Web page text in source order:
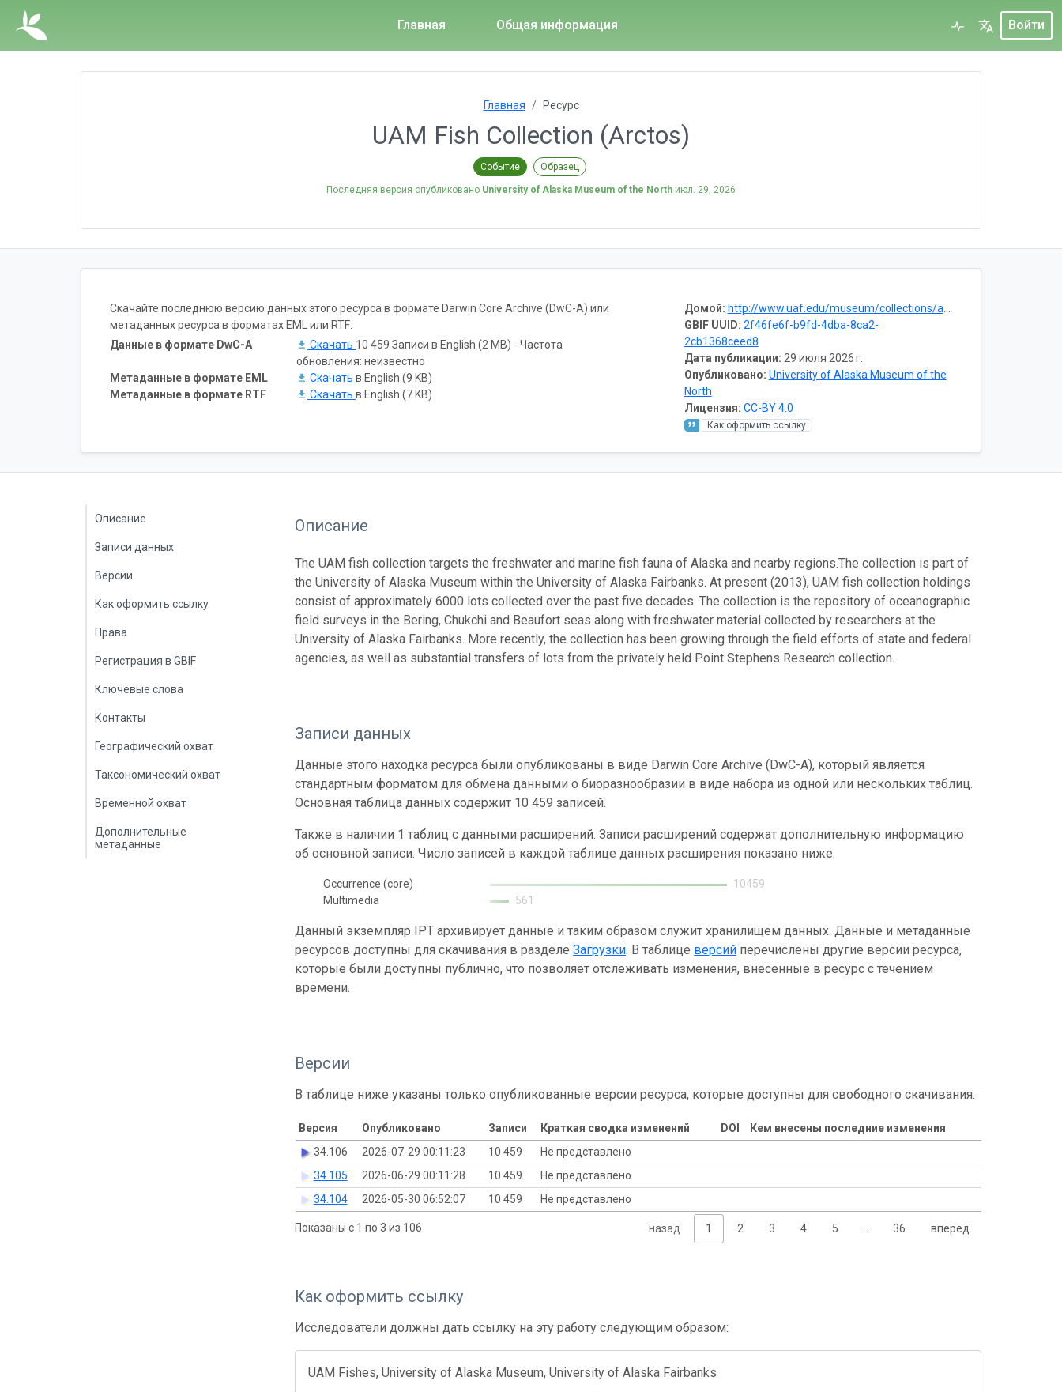
Главная Общая информация Войти
Главная Ресурс
UAM Fish Collection (Arctos)
Событие Образец
Последняя версия опубликовано University of Alaska Museum of the North июл. 29, 2026
Домой: http://www.uaf.edu/museum/collections/aqua/
GBIF UUID: 2f46fe6f-b9fd-4dba-8ca2-
2cb1368ceed8
Дата публикации: 29 июля 2026 г.
Опубликовано: University of Alaska Museum of the
North
Лицензия: CC-BY 4.0
Как оформить ссылку
Скачайте последнюю версию данных этого ресурса в формате Darwin Core Archive (DwC-A) или
метаданных ресурса в форматах EML или RTF:
Данные в формате DwC-A
Скачать 10 459 Записи в English (2 MB) - Частота
обновления: неизвестно
Метаданные в формате EML
Скачать в English (9 KB)
Метаданные в формате RTF
Скачать в English (7 KB)
Описание
Записи данных
Версии
Как оформить ссылку
Права
Регистрация в GBIF
Ключевые слова
Контакты
Географический охват
Таксономический охват
Временной охват
Дополнительные
метаданные
Описание
The UAM fish collection targets the freshwater and marine fish fauna of Alaska and nearby regions.The collection is part of
the University of Alaska Museum within the University of Alaska Fairbanks. At present (2013), UAM fish collection holdings
consist of approximately 6000 lots collected over the past five decades. The collection is the repository of oceanographic
field surveys in the Bering, Chukchi and Beaufort seas along with freshwater material collected by researchers at the
University of Alaska Fairbanks. More recently, the collection has been growing through the field efforts of state and federal
agencies, as well as substantial transfers of lots from the privately held Point Stephens Research collection.
Записи данных
Данные этого находка ресурса были опубликованы в виде Darwin Core Archive (DwC-A), который является
стандартным форматом для обмена данными о биоразнообразии в виде набора из одной или нескольких таблиц.
Основная таблица данных содержит 10 459 записей.
Также в наличии 1 таблиц с данными расширений. Записи расширений содержат дополнительную информацию
об основной записи. Число записей в каждой таблице данных расширения показано ниже.
Occurrence (core)
10459
Multimedia
561
Данный экземпляр IPT архивирует данные и таким образом служит хранилищем данных. Данные и метаданные
ресурсов доступны для скачивания в разделеЗагрузки. В таблице версий перечислены другие версии ресурса,
которые были доступны публично, что позволяет отслеживать изменения, внесенные в ресурс с течением
времени.
Версии
В таблице ниже указаны только опубликованные версии ресурса, которые доступны для свободного скачивания.
Версия Опубликовано Записи Краткая сводка изменений DOI
Кем внесены последние изменения
34.106
2026-07-29 00:11:23 10 459
Не представлено
34.105
2026-06-29 00:11:28 10 459
Не представлено
34.104
2026-05-30 06:52:07 10 459 Не представлено
Показаны с 1 по 3 из 106 назад 1 2 3 4 5 … 36 вперед
Как оформить ссылку
Исследователи должны дать ссылку на эту работу следующим образом:
UAM Fishes, University of Alaska Museum, University of Alaska Fairbanks